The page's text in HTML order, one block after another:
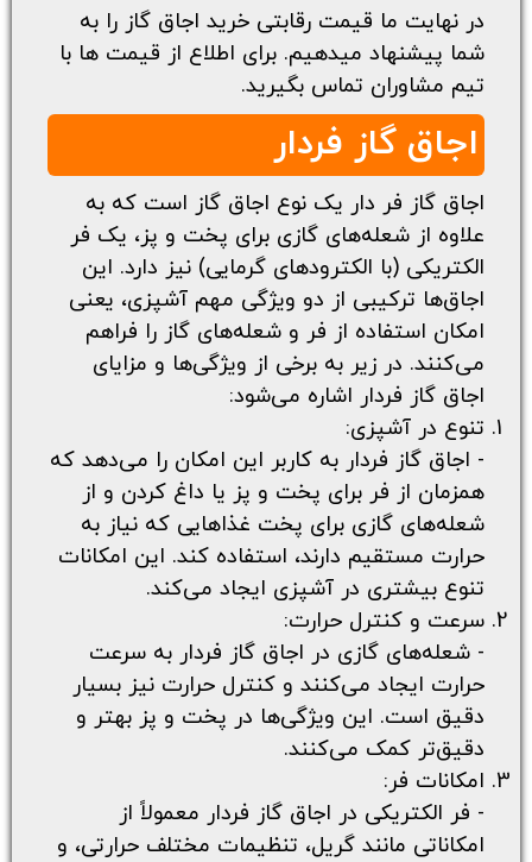
در نهایت ما قیمت رقابتی خرید اجاق گاز را به
شما پیشنهاد میدهیم. برای اطلاع از قیمت ها با
تیم مشاوران تماس بگیرید.
اجاق گاز فردار
اجاق گاز فر دار یک نوع اجاق گاز است که به
علاوه از شعله‌های گازی برای پخت و پز، یک فر
الکتریکی (با الکترودهای گرمایی) نیز دارد. این
اجاق‌ها ترکیبی از دو ویژگی مهم آشپزی، یعنی
امکان استفاده از فر و شعله‌های گاز را فراهم
می‌کنند. در زیر به برخی از ویژگی‌ها و مزایای
اجاق گاز فردار اشاره می‌شود:
تنوع در آشپزی:
- اجاق گاز فردار به کاربر این امکان را می‌دهد که
همزمان از فر برای پخت و پز یا داغ کردن و از
شعله‌های گازی برای پخت غذاهایی که نیاز به
حرارت مستقیم دارند، استفاده کند. این امکانات
تنوع بیشتری در آشپزی ایجاد می‌کند.
سرعت و کنترل حرارت:
- شعله‌های گازی در اجاق گاز فردار به سرعت
حرارت ایجاد می‌کنند و کنترل حرارت نیز بسیار
دقیق است. این ویژگی‌ها در پخت و پز بهتر و
دقیق‌تر کمک می‌کنند.
امکانات فر:
- فر الکتریکی در اجاق گاز فردار معمولاً از
امکاناتی مانند گریل، تنظیمات مختلف حرارتی، و